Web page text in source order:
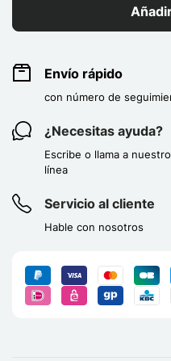
Envío rápido
con número de
¿Necesitas ayuda?
Escribe o llama a
línea
Servicio al cliente
Hable con nosotros